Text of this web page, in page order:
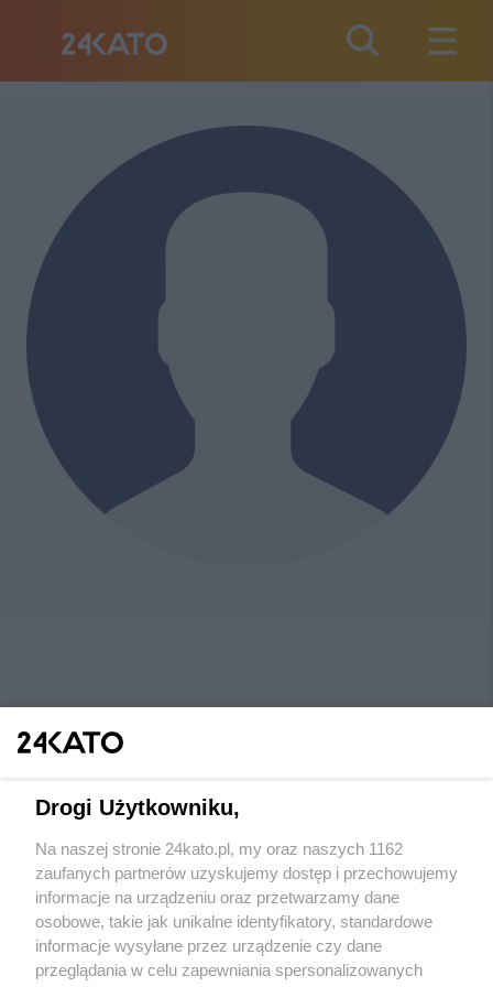
Wydawca mediów lokalnych
Drogi Użytkowniku,
Na naszej stronie 24kato.pl, my oraz naszych 1162
zaufanych partnerów uzyskujemy dostęp i przechowujemy
informacje na urządzeniu oraz przetwarzamy dane
osobowe, takie jak unikalne identyfikatory, standardowe
informacje wysyłane przez urządzenie czy dane
przeglądania w celu zapewniania spersonalizowanych